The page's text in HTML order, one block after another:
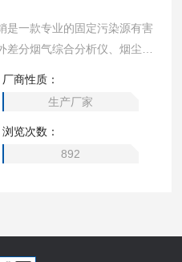
是一款专业的固定污染源有害
差分烟气综合分析仪、烟尘/
理。
厂商性质：
生产厂家
浏览次数：
892